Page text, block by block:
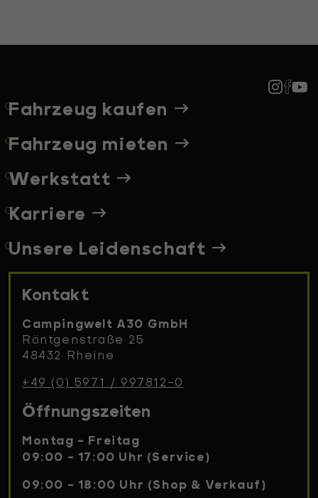
Fahrzeug kaufen
Fahrzeug mieten
Werkstatt
Karriere
Unsere Leidenschaft
Kontakt
Campingwelt A30 GmbH
Röntgenstraße 25
48432 Rheine
+49 (0) 5971 / 997812-0
Öffnungszeiten
Montag - Freitag
09:00 - 17:00 Uhr (Service)
09:00 - 18:00 Uhr (Shop & Verkauf)